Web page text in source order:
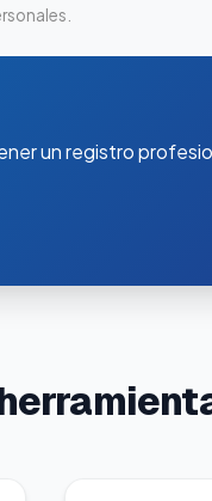
un registro